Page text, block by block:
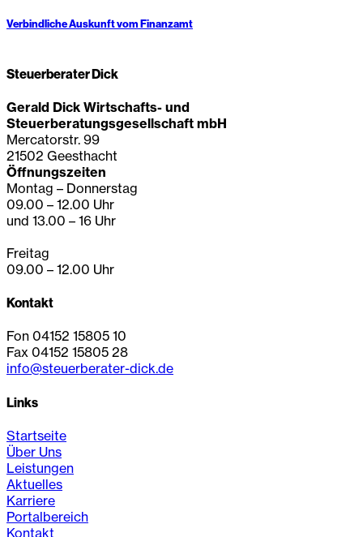
Verbindliche Auskunft vom Finanzamt
Steuerberater Dick
Gerald Dick Wirtschafts- und
Steuerberatungsgesellschaft mbH
Mercatorstr. 99
21502 Geesthacht
Öffnungszeiten
Montag – Donnerstag
09.00 – 12.00 Uhr
und 13.00 – 16 Uhr
Freitag
09.00 – 12.00 Uhr
Kontakt
Fon 04152 15805 10
Fax 04152 15805 28
info@steuerberater-dick.de
Links
Startseite
Über Uns
Leistungen
Aktuelles
Karriere
Portalbereich
Kontakt